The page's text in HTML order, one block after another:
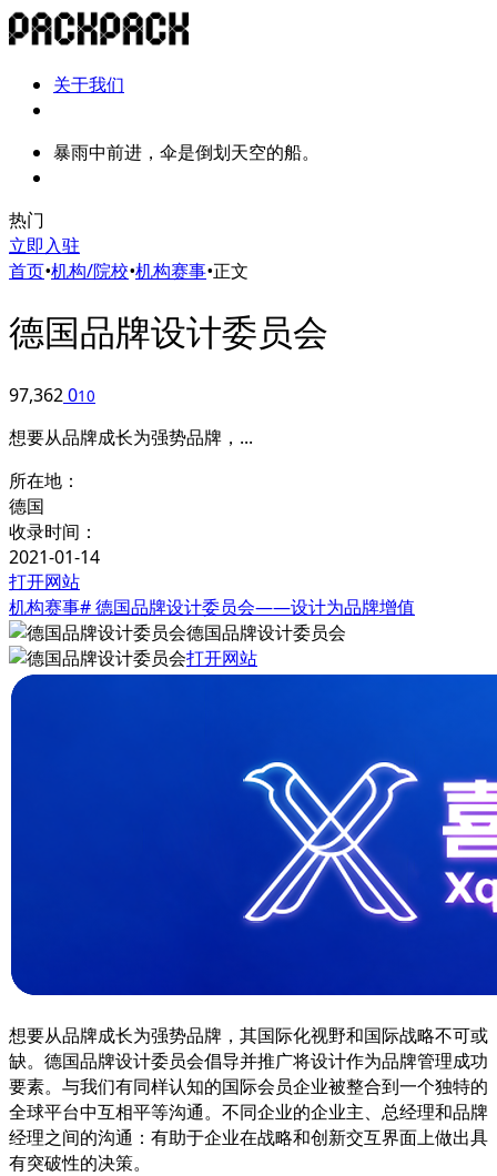
关于我们
暴雨中前进，伞是倒划天空的船。
热门
立即入驻
首页•机构/院校•机构赛事•正文
德国品牌设计委员会
97,362010
想要从品牌成长为强势品牌，...
所在地：
德国
收录时间：
2021-01-14
打开网站
机构赛事# 德国品牌设计委员会——设计为品牌增值
德国品牌设计委员会
打开网站
想要从品牌成长为强势品牌，其国际化视野和国际战略不可或
缺。德国品牌设计委员会倡导并推广将设计作为品牌管理成功
要素。与我们有同样认知的国际会员企业被整合到一个独特的
全球平台中互相平等沟通。不同企业的企业主、总经理和品牌
经理之间的沟通：有助于企业在战略和创新交互界面上做出具
有突破性的决策。